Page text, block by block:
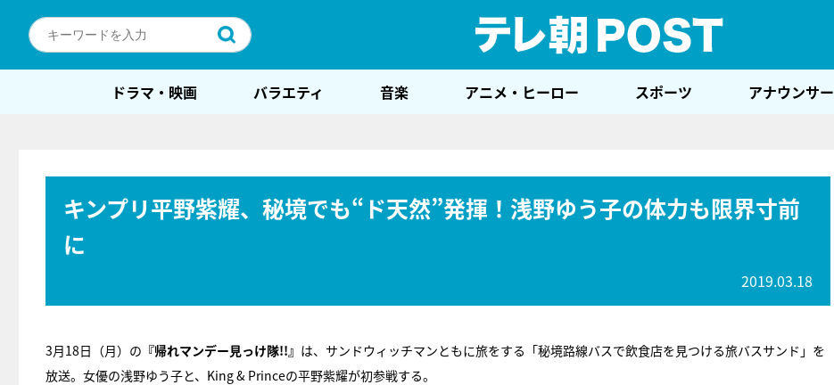
ドラマ・映画 バラエティ 音楽 アニメ・ヒーロー スポーツ アナウンサー
キンプリ平野紫耀、秘境でも“ド天然”発揮！浅野ゆう子の体力も限界寸前
に
2019.03.18
3月18日（月）の 『帰れマンデー見っけ隊!!』 は、サンドウィッチマンともに旅をする「秘境路線バスで飲食店を見つける旅バスサンド」を
放送。女優の浅野ゆう子と、King & Princeの平野紫耀が初参戦する。